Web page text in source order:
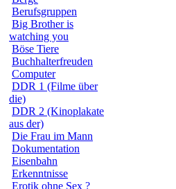
Berufsgruppen
Big Brother is
watching you
Böse Tiere
Buchhalterfreuden
Computer
DDR 1 (Filme über
die)
DDR 2 (Kinoplakate
aus der)
Die Frau im Mann
Dokumentation
Eisenbahn
Erkenntnisse
Erotik ohne Sex ?